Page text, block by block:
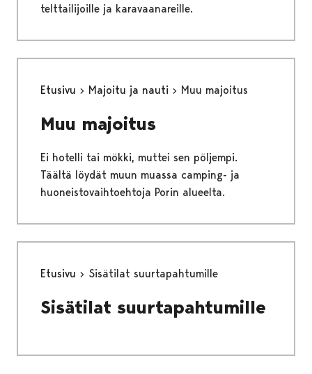
telttailijoille ja karavaanareille.
Etusivu Majoitu ja nauti Muu majoitus
Muu majoitus
Ei hotelli tai mökki, muttei sen pöljempi.
Täältä löydät muun muassa camping- ja
huoneistovaihtoehtoja Porin alueelta.
Etusivu Sisätilat suurtapahtumille
Sisätilat suurtapahtumille